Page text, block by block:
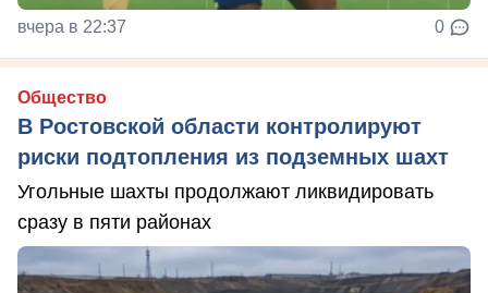
вчера в 22:37 0
Общество
В Ростовской области контролируют
риски подтопления из подземных шахт
Угольные шахты продолжают ликвидировать
сразу в пяти районах